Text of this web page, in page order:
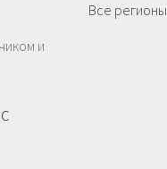
и
Все регионы